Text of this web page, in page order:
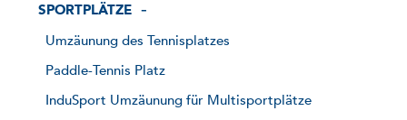
SPORTPLÄTZE
Umzäunung des Tennisplatzes
Paddle-Tennis Platz
InduSport Umzäunung für Multisportplätze